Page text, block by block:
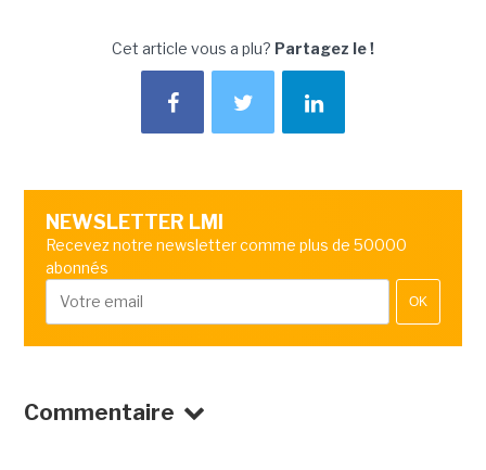
Cet article vous a plu? Partagez le !
NEWSLETTER LMI
Recevez notre newsletter comme plus de 50000
abonnés
OK
Commentaire